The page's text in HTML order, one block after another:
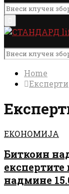
Search
for:
Menu
Search
for:
Home
Експерти
ЕКОНОМИЈА
Биткоин
надмине